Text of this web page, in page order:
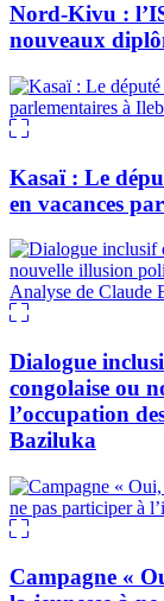
Nord-Kivu :
nouveaux
Kasaï : Le
en vacances
Dialogue
congolaise ou
l’occupation
Baziluka
Campagne «